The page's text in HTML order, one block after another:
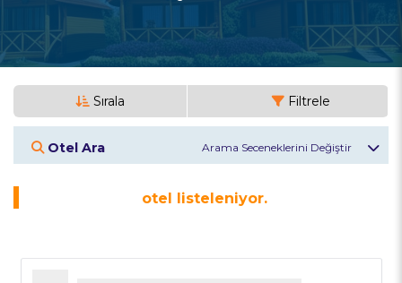
Sırala Filtrele
Otel Ara
otel listeleniyor.